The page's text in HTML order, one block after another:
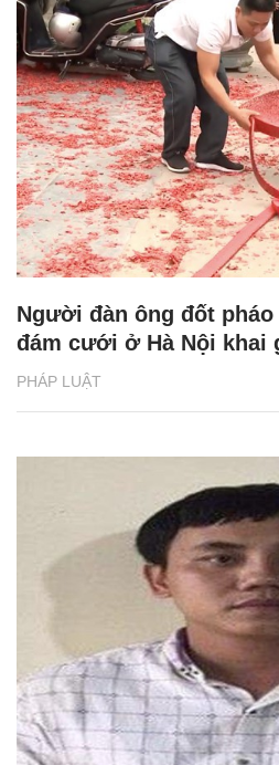
PHÁP LUẬT
Người đàn ông đốt
đám cưới ở Hà Nội khai